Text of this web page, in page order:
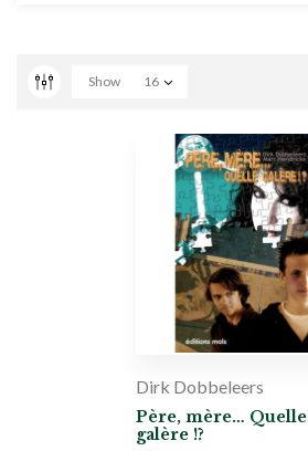
Show 16
Dirk Dobbeleers
Père, mère… Quelle
galère !?